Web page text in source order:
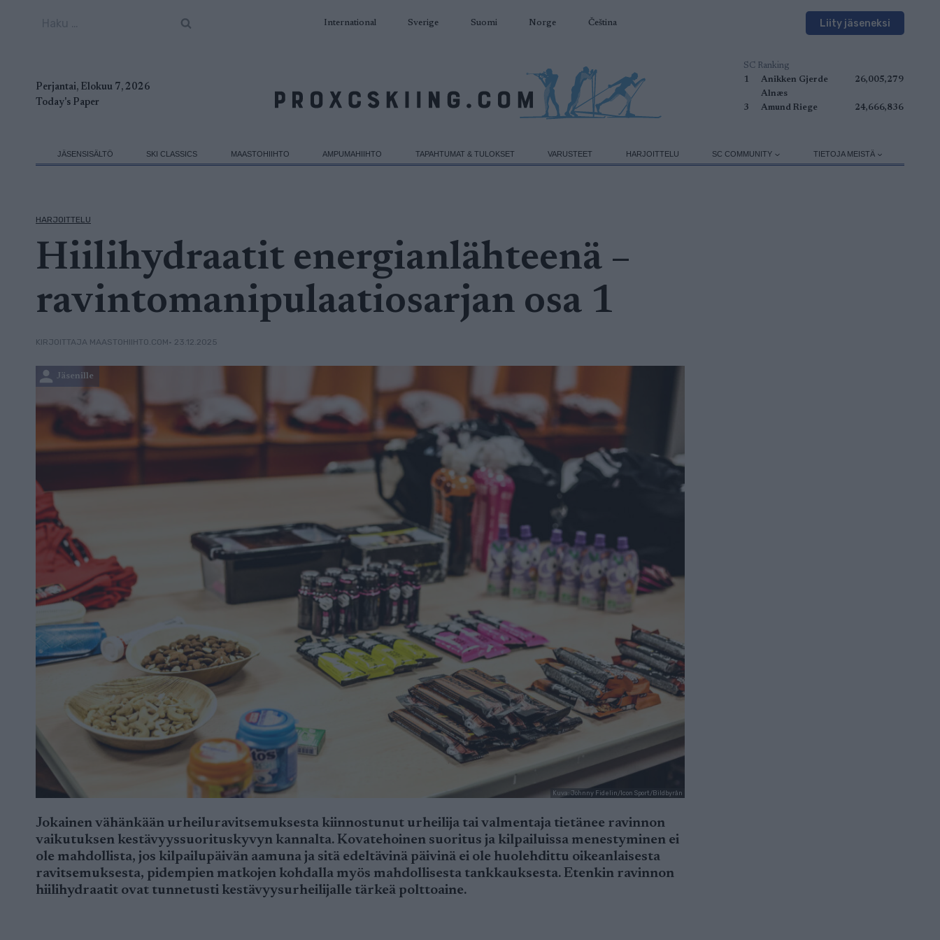
International Sverige Suomi Norge Čeština Liity jäseneksi
Perjantai, Elokuu 7, 2026
Today's Paper
SC Ranking
1
Anikken Gjerde
Alnæs
26,005,279
3 Amund Riege 24,666,836
JÄSENSISÄLTÖ SKI CLASSICS MAASTOHIIHTO AMPUMAHIIHTO TAPAHTUMAT & TULOKSET VARUSTEET HARJOITTELU SC COMMUNITY TIETOJA MEISTÄ
HARJOITTELU
Hiilihydraatit energianlähteenä –
ravintomanipulaatiosarjan osa 1
KIRJOITTAJA MAASTOHIIHTO.COM• 23.12.2025
Jäsenille
Kuva: Johnny Fidelin/Icon Sport/Bildbyrån
Jokainen vähänkään urheiluravitsemuksesta kiinnostunut urheilija tai valmentaja tietänee ravinnon
vaikutuksen kestävyyssuorituskyvyn kannalta. Kovatehoinen suoritus ja kilpailuissa menestyminen ei
ole mahdollista, jos kilpailupäivän aamuna ja sitä edeltävinä päivinä ei ole huolehdittu oikeanlaisesta
ravitsemuksesta, pidempien matkojen kohdalla myös mahdollisesta tankkauksesta. Etenkin ravinnon
hiilihydraatit ovat tunnetusti kestävyysurheilijalle tärkeä polttoaine.